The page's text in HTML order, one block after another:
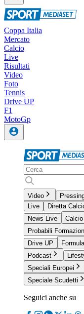
Coppa Italia
Mercato
Calcio
Live
Risultati
Video
Foto
Tennis
Drive UP
F1
MotoGp
Video
Live
Diretta
News Live
Calcio
Probabili
Drive UP
Podcast
Speciali Europei
Speciale Scudetti
Seguici anche su